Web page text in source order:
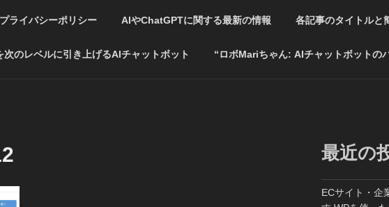
プライバシーポリシー AIやChatGPTに関する最新の情報 各記事のタイトルと
次のレベルに引き上げるAIチャットボット “ロボMariちゃん: AIチャットボットの
最近の
ECサイト・企